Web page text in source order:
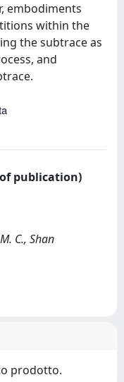
embodiments
within the
the subtrace as
and
publication)
C., Shan
prodotto.